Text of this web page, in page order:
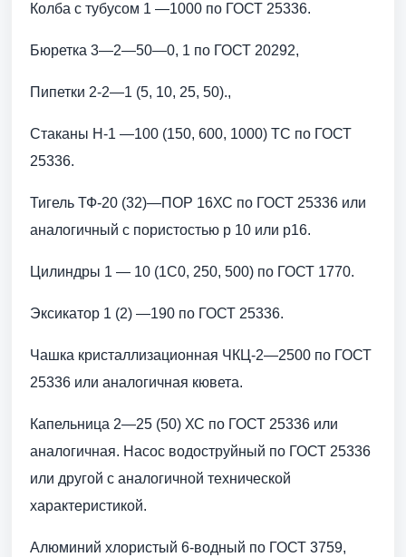
Колба с тубусом 1 —1000 по ГОСТ 25336.
Бюретка 3—2—50—0, 1 по ГОСТ 20292,
Пипетки 2-2—1 (5, 10, 25, 50).,
Стаканы Н-1 —100 (150, 600, 1000) ТС по ГОСТ
25336.
Тигель ТФ-20 (32)—ПОР 16ХС по ГОСТ 25336 или
аналогичный с пористостью р 10 или р16.
Цилиндры 1 — 10 (1С0, 250, 500) по ГОСТ 1770.
Эксикатор 1 (2) —190 по ГОСТ 25336.
Чашка кристаллизационная ЧКЦ-2—2500 по ГОСТ
25336 или аналогичная кювета.
Капельница 2—25 (50) ХС по ГОСТ 25336 или
аналогичная. Насос водоструйный по ГОСТ 25336
или другой с аналогичной технической
характеристикой.
Алюминий хлористый 6-водный по ГОСТ 3759,